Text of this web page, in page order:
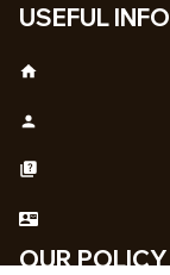
USEFUL INFO
OUR POLICY